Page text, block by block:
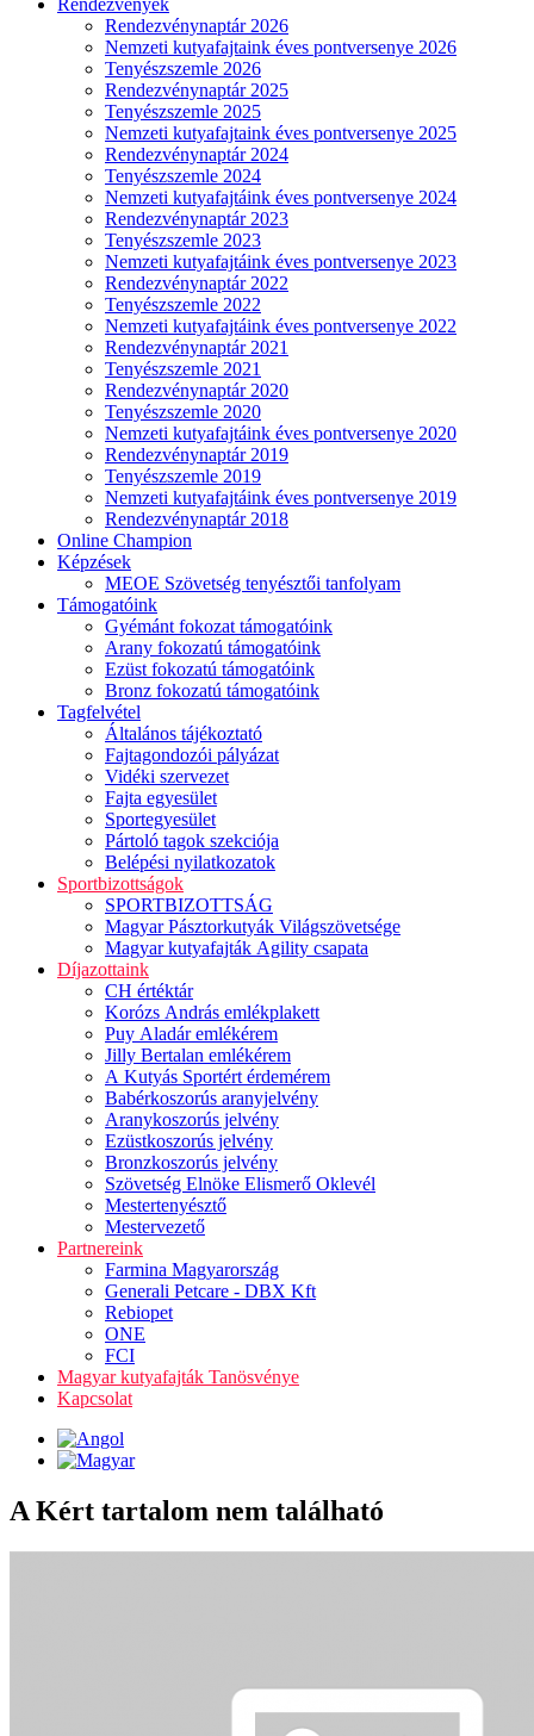
Rendezvények
Rendezvénynaptár 2026
Nemzeti kutyafajtaink éves pontversenye 2026
Tenyészszemle 2026
Rendezvénynaptár 2025
Tenyészszemle 2025
Nemzeti kutyafajtaink éves pontversenye 2025
Rendezvénynaptár 2024
Tenyészszemle 2024
Nemzeti kutyafajtáink éves pontversenye 2024
Rendezvénynaptár 2023
Tenyészszemle 2023
Nemzeti kutyafajtáink éves pontversenye 2023
Rendezvénynaptár 2022
Tenyészszemle 2022
Nemzeti kutyafajtáink éves pontversenye 2022
Rendezvénynaptár 2021
Tenyészszemle 2021
Rendezvénynaptár 2020
Tenyészszemle 2020
Nemzeti kutyafajtáink éves pontversenye 2020
Rendezvénynaptár 2019
Tenyészszemle 2019
Nemzeti kutyafajtáink éves pontversenye 2019
Rendezvénynaptár 2018
Online Champion
Képzések
MEOE Szövetség tenyésztői tanfolyam
Támogatóink
Gyémánt fokozat támogatóink
Arany fokozatú támogatóink
Ezüst fokozatú támogatóink
Bronz fokozatú támogatóink
Tagfelvétel
Általános tájékoztató
Fajtagondozói pályázat
Vidéki szervezet
Fajta egyesület
Sportegyesület
Pártoló tagok szekciója
Belépési nyilatkozatok
Sportbizottságok
SPORTBIZOTTSÁG
Magyar Pásztorkutyák Világszövetsége
Magyar kutyafajták Agility csapata
Díjazottaink
CH értéktár
Korózs András emlékplakett
Puy Aladár emlékérem
Jilly Bertalan emlékérem
A Kutyás Sportért érdemérem
Babérkoszorús aranyjelvény
Aranykoszorús jelvény
Ezüstkoszorús jelvény
Bronzkoszorús jelvény
Szövetség Elnöke Elismerő Oklevél
Mestertenyésztő
Mestervezető
Partnereink
Farmina Magyarország
Generali Petcare - DBX Kft
Rebiopet
ONE
FCI
Magyar kutyafajták Tanösvénye
Kapcsolat
A Kért tartalom nem található